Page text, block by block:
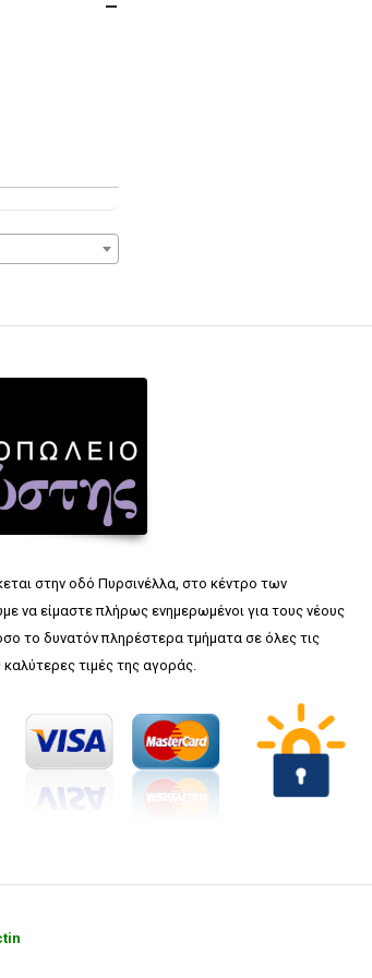
στην οδό Πυρσινέλλα, στο κέντρο των
να είμαστε πλήρως ενημερωμένοι για τους νέους
το δυνατόν πληρέστερα τμήματα σε όλες τις
καλύτερες τιμές της αγοράς.